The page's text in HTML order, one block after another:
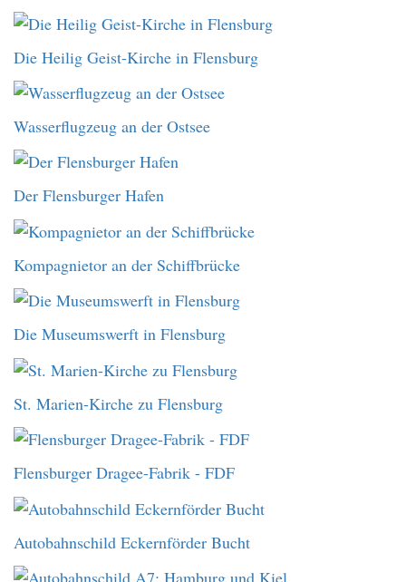
Die Heilig Geist-Kirche in Flensburg
Wasserflugzeug an der Ostsee
Der Flensburger Hafen
Kompagnietor an der Schiffbrücke
Die Museumswerft in Flensburg
St. Marien-Kirche zu Flensburg
Flensburger Dragee-Fabrik - FDF
Autobahnschild Eckernförder Bucht